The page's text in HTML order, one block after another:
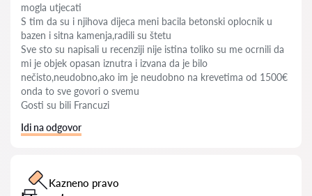
mogla utjecati
S tim da su i njihova dijeca meni bacila betonski oplocnik u
bazen i sitna kamenja,radili su štetu
Sve sto su napisali u recenziji nije istina toliko su me ocrnili da
mi je objek opasan iznutra i izvana da je bilo
nečisto,neudobno,ako im je neudobno na krevetima od 1500€
onda to sve govori o svemu
Gosti su bili Francuzi
Idi na odgovor
Kazneno pravo